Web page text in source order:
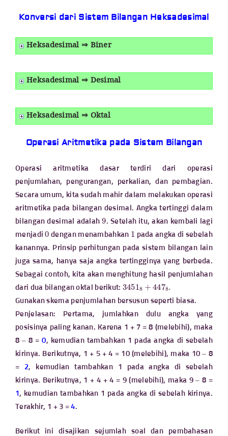
Konversi dari Sistem Bilangan Heksadesimal
Heksadesimal ⇒ Biner
Heksadesimal ⇒ Desimal
Heksadesimal ⇒ Oktal
Operasi Aritmetika pada Sistem Bilangan
Operasi aritmetika dasar terdiri dari operasi
penjumlahan, pengurangan, perkalian, dan pembagian.
Secara umum, kita sudah mahir dalam melakukan operasi
aritmetika pada bilangan desimal. Angka tertinggi dalam
bilangan desimal adalah9. Setelah itu, akan kembali lagi
menjadi0 dengan menambahkan 1 pada angka di sebelah
kanannya. Prinsip perhitungan pada sistem bilangan lain
juga sama, hanya saja angka tertingginya yang berbeda.
Sebagai contoh, kita akan menghitung hasil penjumlahan
dari dua bilangan oktal berikut: 3451 8 447
Gunakan skema penjumlahan bersusun seperti biasa.
Penjelasan: Pertama, jumlahkan dulu angka yang
posisinya paling kanan. Karena 1 + 7 = 8 (melebihi), maka
8 – 8 =0, kemudian tambahkan 1 pada angka di sebelah
kirinya. Berikutnya, 1 + 5 + 4 = 10 (melebihi), maka 10 – 8
= 2, kemudian tambahkan 1 pada angka di sebelah
kirinya. Berikutnya, 1 + 4 + 4 = 9 (melebihi), maka 9 – 8 =
1 , kemudian tambahkan 1 pada angka di sebelah kirinya.
Terakhir, 1 + 3 =4.
Berikut ini disajikan sejumlah soal dan pembahasan